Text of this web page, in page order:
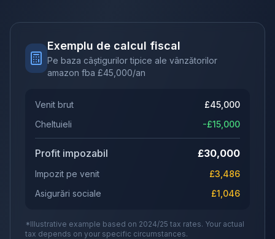
Exemplu de calcul fiscal
Pe baza câștigurilor tipice ale vânzătorilor
amazon fba £45,000/an
Venit brut £45,000
Cheltuieli
-£15,000
Profit impozabil £30,000
Impozit pe venit £3,486
Asigurări sociale
£1,046
*Illustrative example based on 2024/25 tax rates. Your actual
tax depends on your specific circumstances.